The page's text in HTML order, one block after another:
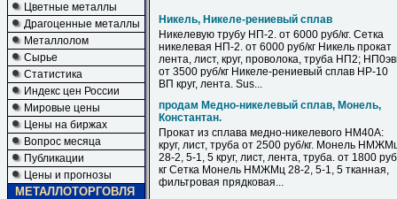
Цветные металлы
Драгоценные металлы
Металлолом
Сырье
Статистика
Индекс цен России
Мировые цены
Цены на биржах
Вопрос месяца
Публикации
Цены и прогнозы
МЕТАЛЛОТОРГОВЛЯ
Никель, Никеле-рениевый сплав
Никелевую трубу НП-2. от 6000 руб/кг. Сетка
никелевая НП-2. от 6000 руб/кг Никель прокат
лента, лист, круг, проволока, труба НП2;
от 3500 руб/кг Никеле-рениевый сплав НР-10
ВП круг, лента. Sus...
продам Медно-никелевый сплав, Монель,
Константан.
Прокат из сплава медно-никелевого НМ40А:
круг, лист, труба от 2500 руб/кг. Монель
28-2, 5-1, 5 круг, лист, лента, труба. от 1800
кг Сетка Монель НМЖМц 28-2, 5-1, 5 тканная,
фильтровая прядковая...